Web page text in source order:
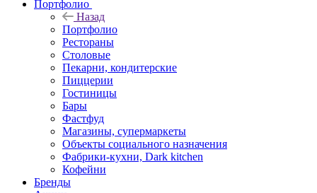
Портфолио
Назад
Портфолио
Рестораны
Столовые
Пекарни, кондитерские
Пиццерии
Гостиницы
Бары
Фастфуд
Магазины, супермаркеты
Объекты социального назначения
Фабрики-кухни, Dark kitchen
Кофейни
Бренды